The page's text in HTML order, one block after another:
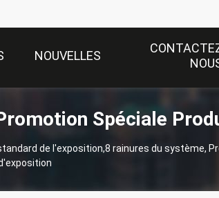
NOUVELLES
Spéciale
de l'exposition,8 rainures du système,